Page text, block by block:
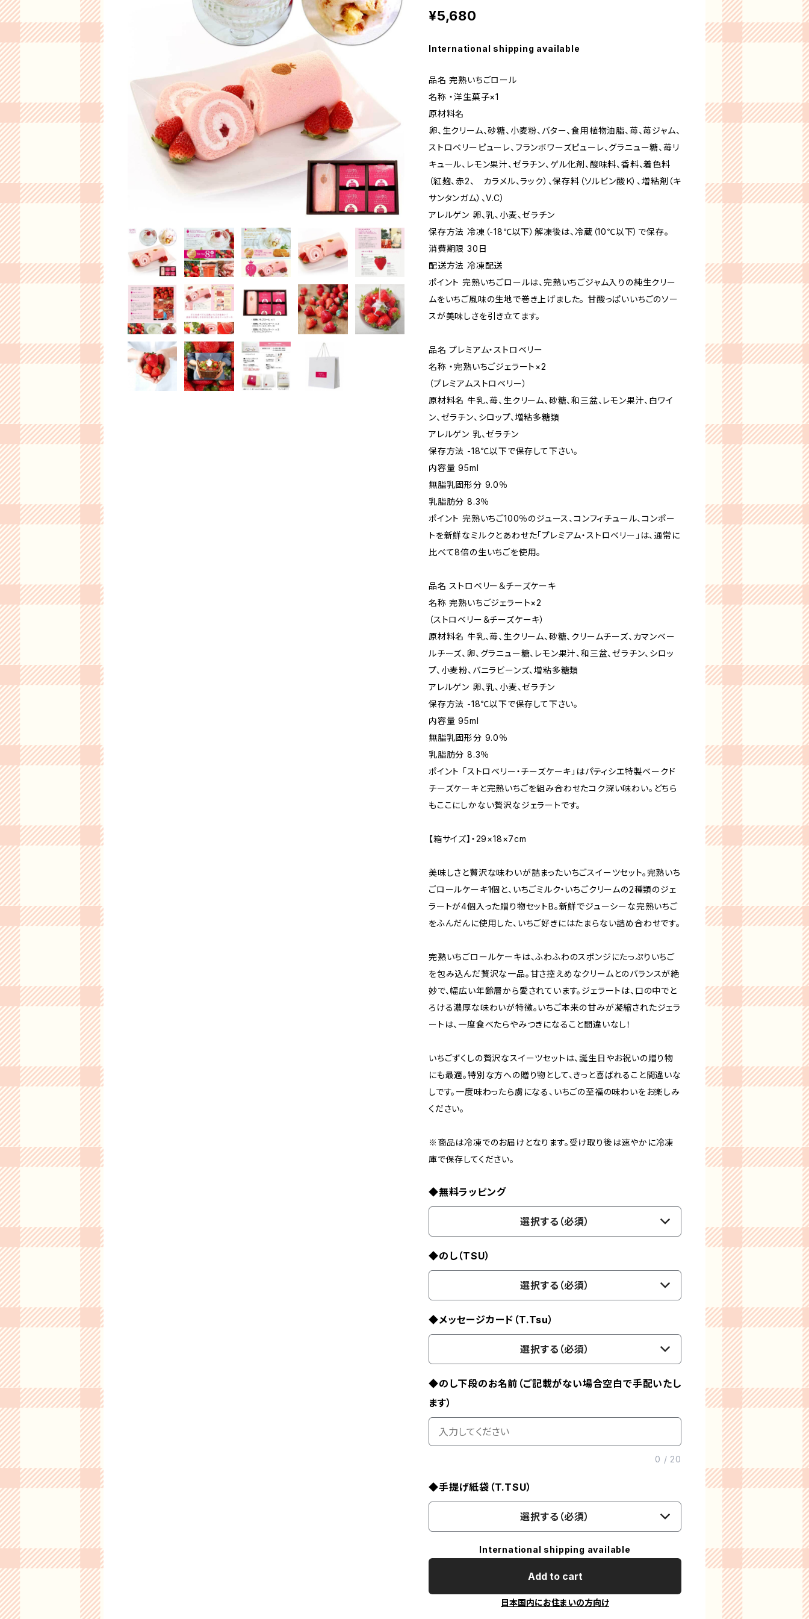
¥5,680
International shipping available
品名 完熟いちごロール
名称 ・洋生菓子×1
原材料名
卵、生クリーム、砂糖、小麦粉、バター、食用植物油脂、苺、苺ジャム、
ストロベリーピューレ、フランボワーズピューレ、グラニュー糖、苺リ
キュール、レモン果汁、ゼラチン、ゲル化剤、酸味料、香料、着色料
（紅麹、赤2、 カラメル、ラック）、保存料（ソルビン酸Ｋ）、増粘剤（キ
サンタンガム）、V.C）
アレルゲン 卵、乳、小麦、ゼラチン
保存方法 冷凍（-18℃以下）解凍後は、冷蔵（10℃以下）で保存。
消費期限 30日
配送方法 冷凍配送
ポイント 完熟いちごロールは、完熟いちごジャム入りの純生クリー
ムをいちご風味の生地で巻き上げました。 甘酸っぱいいちごのソー
スが美味しさを引き立てます。
品名 プレミアム・ストロベリー
名称 ・完熟いちごジェラート×2
（プレミアムストロベリー）
原材料名 牛乳、苺、生クリーム、砂糖、和三盆、レモン果汁、白ワイ
ン、ゼラチン、シロップ、増粘多糖類
アレルゲン 乳、ゼラチン
保存方法 -18℃以下で保存して下さい。
内容量 95ml
無脂乳固形分 9.0％
乳脂肪分 8.3％
ポイント 完熟いちご100％のジュース、コンフィチュール、コンポー
トを新鮮なミルクとあわせた「プレミアム・ストロベリー」は、通常に
比べて8倍の生いちごを使用。
品名 ストロベリー＆チーズケーキ
名称 完熟いちごジェラート×2
（ストロベリー＆チーズケーキ）
原材料名 牛乳、苺、生クリーム、砂糖、クリームチーズ、カマンベー
ルチーズ、卵、グラニュー糖、レモン果汁、和三盆、ゼラチン、シロッ
プ、小麦粉、バニラビーンズ、増粘多糖類
アレルゲン 卵、乳、小麦、ゼラチン
保存方法 -18℃以下で保存して下さい。
内容量 95ml
無脂乳固形分 9.0％
乳脂肪分 8.3％
ポイント 「ストロベリー・チーズケーキ」はパティシエ特製ベークド
チーズケーキと完熟いちごを組み合わせたコク深い味わい。どちら
もここにしかない贅沢なジェラートです。
【箱サイズ】・29×18×7cm
美味しさと贅沢な味わいが詰まったいちごスイーツセット。完熟いち
ごロールケーキ1個と、いちごミルク・いちごクリームの2種類のジェ
ラートが4個入った贈り物セットB。新鮮でジューシーな完熟いちご
をふんだんに使用した、いちご好きにはたまらない詰め合わせです。
完熟いちごロールケーキは、ふわふわのスポンジにたっぷりいちご
を包み込んだ贅沢な一品。甘さ控えめなクリームとのバランスが絶
妙で、幅広い年齢層から愛されています。ジェラートは、口の中でと
ろける濃厚な味わいが特徴。いちご本来の甘みが凝縮されたジェラ
ートは、一度食べたらやみつきになること間違いなし！
いちごずくしの贅沢なスイーツセットは、誕生日やお祝いの贈り物
にも最適。特別な方への贈り物として、きっと喜ばれること間違いな
しです。一度味わったら虜になる、いちごの至福の味わいをお楽しみ
ください。
※商品は冷凍でのお届けとなります。受け取り後は速やかに冷凍
庫で保存してください。
◆無料ラッピング
選択する（必須）
◆のし（TSU）
選択する（必須）
◆メッセージカード（T.Tsu）
選択する（必須）
◆のし下段のお名前（ご記載がない場合空白で手配いたし
ます）
0 / 20
◆手提げ紙袋（T.TSU）
選択する（必須）
International shipping available
Add to cart
日本国内にお住まいの方向け